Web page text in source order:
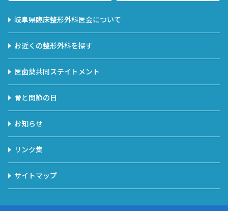
岐阜県臨床整形外科医会について
お近くの整形外科を探す
医歯薬共同ステイトメント
骨と関節の日
お知らせ
リンク集
サイトマップ